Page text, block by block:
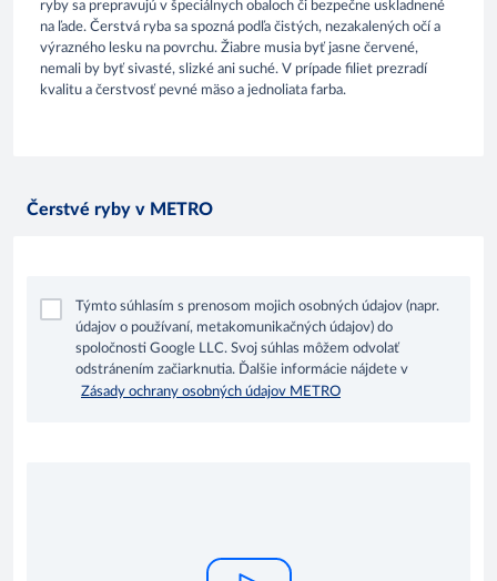
ryby sa prepravujú v špeciálnych obaloch či bezpečne uskladnené
na ľade. Čerstvá ryba sa spozná podľa čistých, nezakalených očí a
výrazného lesku na povrchu. Žiabre musia byť jasne červené,
nemali by byť sivasté, slizké ani suché. V prípade filiet prezradí
kvalitu a čerstvosť pevné mäso a jednoliata farba.
Čerstvé ryby v METRO
Týmto súhlasím s prenosom mojich osobných údajov (napr.
údajov o používaní, metakomunikačných údajov) do
spoločnosti Google LLC. Svoj súhlas môžem odvolať
odstránením začiarknutia. Ďalšie informácie nájdete v
Zásady ochrany osobných údajov METRO